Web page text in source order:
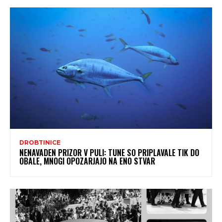
DROBTINICE
NENAVADEN PRIZOR V PULI: TUNE SO PRIPLAVALE TIK DO
OBALE, MNOGI OPOZARJAJO NA ENO STVAR